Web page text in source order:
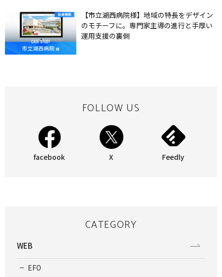
【市立湖西病院様】地域の特長をデザイン
のモチーフに。専門家主導の進行と手厚い
運用支援の裏側
FOLLOW US
facebook X Feedly
CATEGORY
WEB
EFO